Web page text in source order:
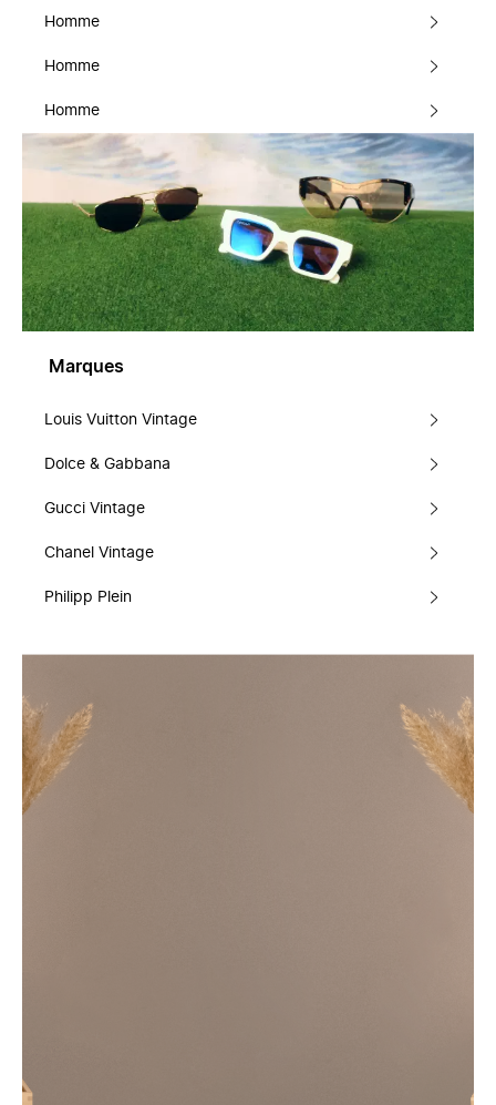
Homme
Homme
Homme
Marques
Louis Vuitton Vintage
Dolce & Gabbana
Gucci Vintage
Chanel Vintage
Philipp Plein